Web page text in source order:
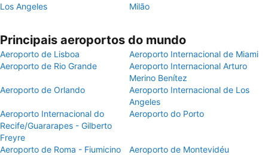
Los Angeles
Milão
Principais aeroportos do mundo
Aeroporto de Lisboa
Aeroporto Internacional de Miami
Aeroporto de Rio Grande
Aeroporto Internacional Arturo
Merino Benítez
Aeroporto de Orlando
Aeroporto Internacional de Los
Angeles
Aeroporto Internacional do
Recife/Guararapes - Gilberto
Freyre
Aeroporto do Porto
Aeroporto de Roma - Fiumicino Aeroporto de Montevidéu